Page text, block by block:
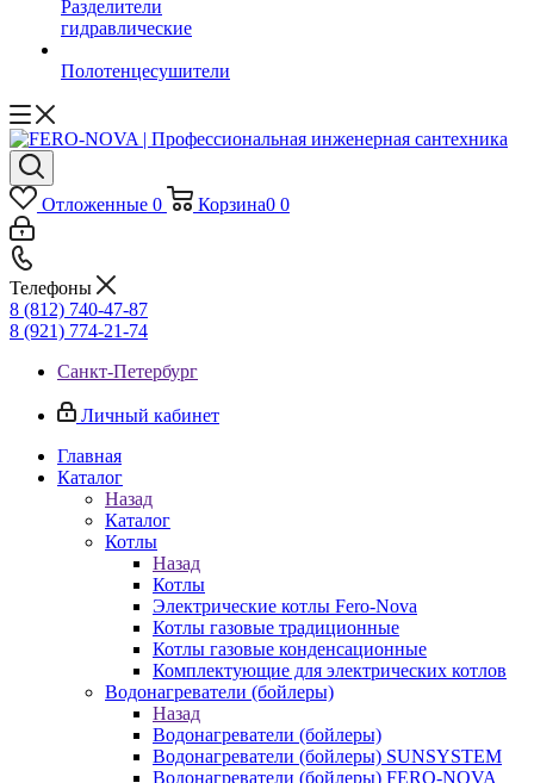
Разделители
гидравлические
Полотенцесушители
Отложенные 0 Корзина0 0
Телефоны
8 (812) 740-47-87
8 (921) 774-21-74
Санкт-Петербург
Личный кабинет
Главная
Каталог
Назад
Каталог
Котлы
Назад
Котлы
Электрические котлы Fero-Nova
Котлы газовые традиционные
Котлы газовые конденсационные
Комплектующие для электрических котлов
Водонагреватели (бойлеры)
Назад
Водонагреватели (бойлеры)
Водонагреватели (бойлеры) SUNSYSTEM
Водонагреватели (бойлеры) FERO-NOVA